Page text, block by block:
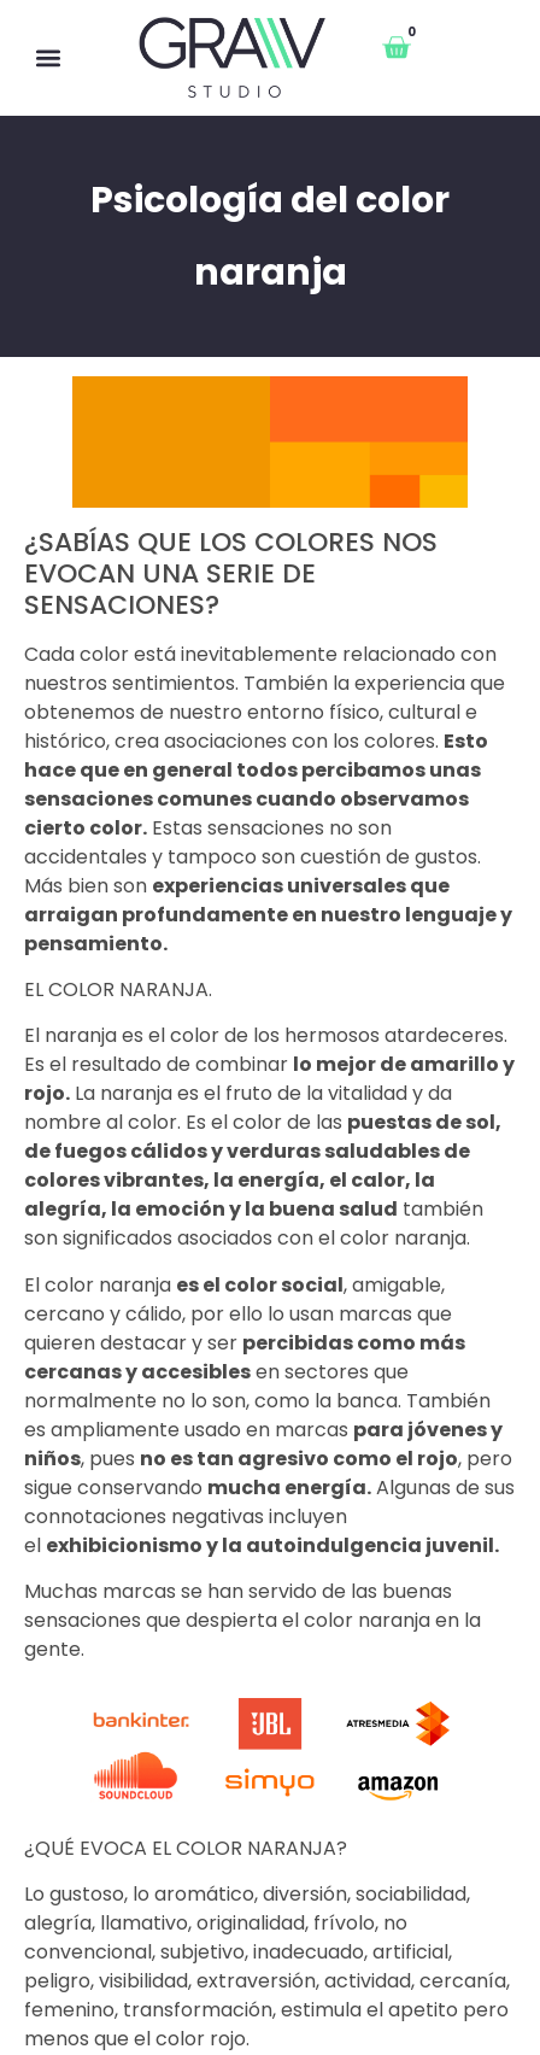
0
Psicología del color
naranja
¿SABÍAS QUE LOS COLORES NOS
EVOCAN UNA SERIE DE
SENSACIONES?
Cada color está inevitablemente relacionado con
nuestros sentimientos. También la experiencia que
obtenemos de nuestro entorno físico, cultural e
histórico, crea asociaciones con los colores. Esto
hace que en general todos percibamos unas
sensaciones comunes cuando observamos
cierto color. Estas sensaciones no son
accidentales y tampoco son cuestión de gustos.
Más bien son experiencias universales que
arraigan profundamente en nuestro lenguaje y
pensamiento.
EL COLOR NARANJA.
El naranja es el color de los hermosos atardeceres.
Es el resultado de combinar lo mejor de amarillo y
rojo. La naranja es el fruto de la vitalidad y da
nombre al color. Es el color de las puestas de sol,
de fuegos cálidos y verduras saludables de
colores vibrantes, la energía, el calor, la
alegría, la emoción y la buena salud también
son significados asociados con el color naranja.
El color naranja es el color social, amigable,
cercano y cálido, por ello lo usan marcas que
quieren destacar y ser percibidas como más
cercanas y accesiblesen sectores que
normalmente no lo son, como la banca. También
es ampliamente usado en marcas para jóvenes y
niños, pues no es tan agresivo como el rojo, pero
sigue conservando mucha energía.Algunas de sus
connotaciones negativas incluyen
el exhibicionismo y la autoindulgencia juvenil.
Muchas marcas se han servido de las buenas
sensaciones que despierta el color naranja en la
gente.
¿QUÉ EVOCA EL COLOR NARANJA?
Lo gustoso, lo aromático, diversión, sociabilidad,
alegría, llamativo, originalidad, frívolo, no
convencional, subjetivo, inadecuado, artificial,
peligro, visibilidad, extraversión, actividad, cercanía,
femenino, transformación, estimula el apetito pero
menos que el color rojo.